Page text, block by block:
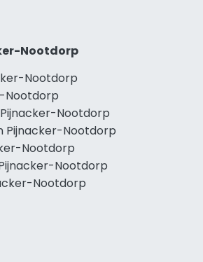
Nootdorp
Nootdorp
Nootdorp
Nootdorp
Pijnacker-Nootdorp
Nootdorp
Nootdorp
Nootdorp